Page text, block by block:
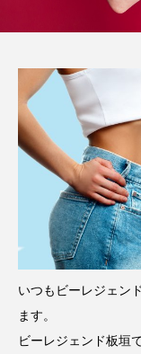
いつもビーレジェン
ます。
ビーレジェンド板垣で